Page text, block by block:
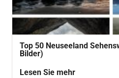
Top 50 Neuseeland
Bilder)
Lesen Sie mehr